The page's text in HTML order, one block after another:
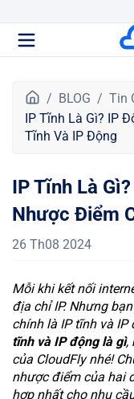
r
a
c
ủ
BLOG
Tin
IP Tĩnh Là Gì? IP
Tĩnh Và IP Động
IP Tĩnh Là
Nhược Điểm
26 Th08 2024
Mỗi khi kết nối
địa chỉ IP. Nhưng
chính là IP tĩnh và
tĩnh và IP động là gì,
của CloudFly nhé!
nhược điểm của hai
hợp nhất cho nhu